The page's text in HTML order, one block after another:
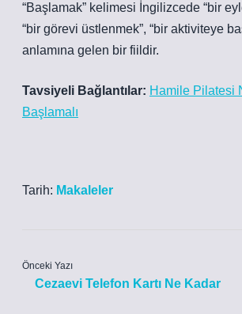
“Başlamak” kelimesi İngilizcede “bir
“bir görevi üstlenmek”, “bir aktiviteye
anlamına gelen bir fiildir.
Tavsiyeli Bağlantılar: Hamile Pilatesi
Başlamalı
Tarih: Makaleler
Önceki Yazı
Cezaevi Telefon Kartı Ne Kadar